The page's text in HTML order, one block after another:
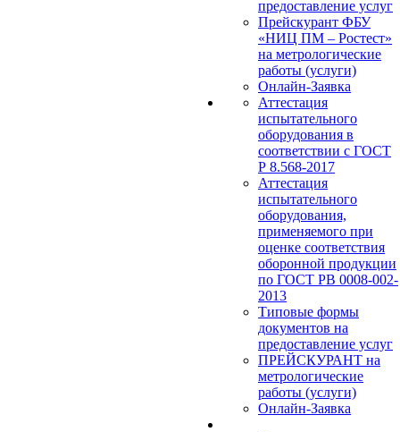
предоставление услуг
Прейскурант ФБУ
«НИЦ ПМ – Ростест»
на метрологические
работы (услуги)
Онлайн-Заявка
Аттестация
испытательного
оборудования в
соответствии с ГОСТ
Р 8.568-2017
Аттестация
испытательного
оборудования,
применяемого при
оценке соответствия
оборонной продукции
по ГОСТ РВ 0008-002-
2013
Типовые формы
документов на
предоставление услуг
ПРЕЙСКУРАНТ на
метрологические
работы (услуги)
Онлайн-Заявка